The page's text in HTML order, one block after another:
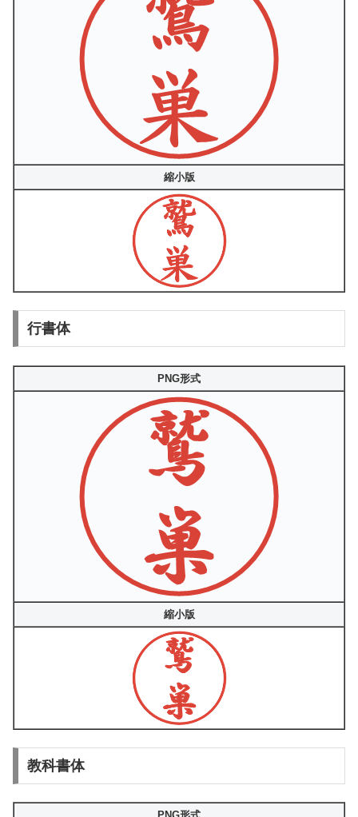
縮小版
行書体
PNG形式
縮小版
教科書体